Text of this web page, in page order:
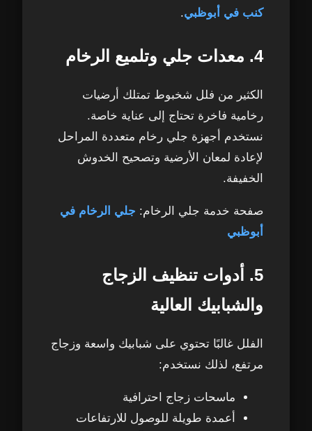
كنب في أبوظبي.
4. معدات جلي وتلميع الرخام
الكثير من فلل شخبوط تمتلك أرضيات
رخامية فاخرة تحتاج إلى عناية خاصة.
نستخدم أجهزة جلي رخام متعددة المراحل
لإعادة لمعان الأرضية وتصحيح الخدوش
الخفيفة.
صفحة خدمة جلي الرخام: جلي الرخام في
أبوظبي
5. أدوات تنظيف الزجاج
والشبابيك العالية
الفلل غالبًا تحتوي على شبابيك واسعة وزجاج
مرتفع، لذلك نستخدم:
ماسحات زجاج احترافية
أعمدة طويلة للوصول للارتفاعات